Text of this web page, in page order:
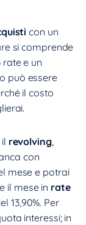
con un
si comprende
e un
può essere
il costo
revolving,
con
mese e potrai
il mese in rate
13,90%. Per
interessi; in